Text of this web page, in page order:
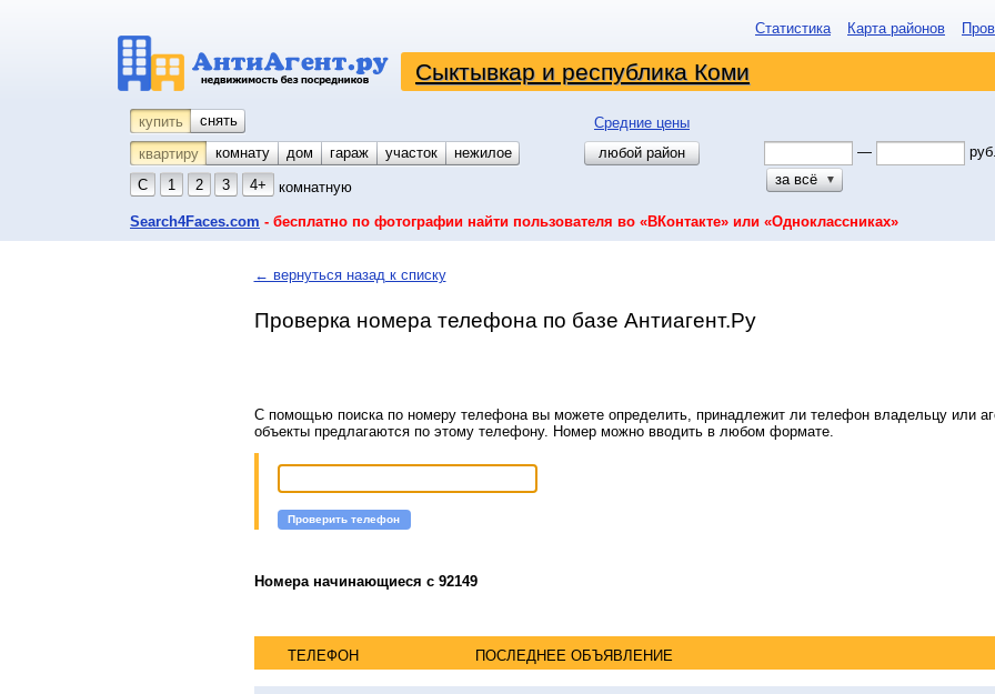
Статистика Карта районов
Сыктывкар и республика Коми
купить снять
Средние цены
квартиру
комнату койко-место
дом гараж участок
нежилое
С
1 2 3 4+ комнатную
любой район —
руб.
за всё
▼
Search4Faces.com - бесплатно по фотографии найти пользователя во «ВКонтакте» или «Одноклассниках»
← вернуться назад к списку
Проверка номера телефона по базе Антиагент.Ру
С помощью поиска по номеру телефона вы можете определить, принадлежит ли телефон владельцу или
объекты предлагаются по этому телефону. Номер можно вводить в любом формате.
Проверить телефон
Номера начинающиеся с 92149
ТЕЛЕФОН ПОСЛЕДНЕЕ ОБЪЯВЛЕНИЕ